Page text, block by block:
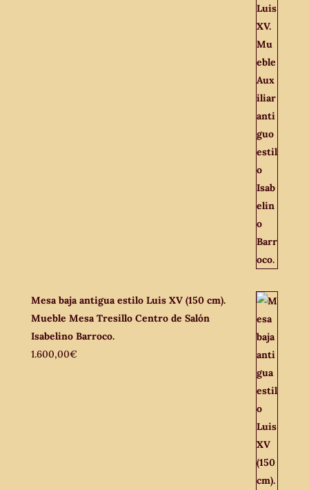
Mesa baja antigua estilo Luis XV (150 cm).
Mueble Mesa Tresillo Centro de Salón
Isabelino Barroco.
1.600,00€